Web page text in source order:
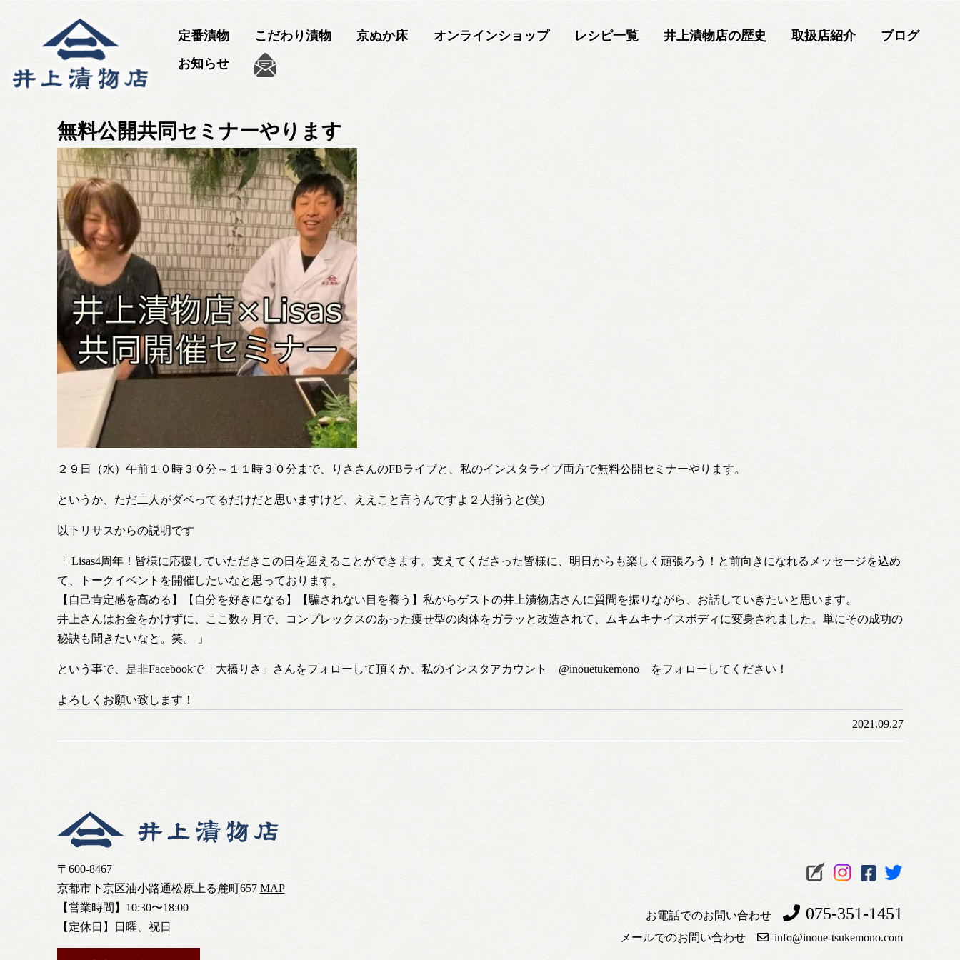
定番漬物 こだわり漬物 京ぬか床 オンラインショップ レシピ一覧 井上漬物店の歴史 取扱店紹介
ブログ
お知らせ
無料公開共同セミナーやります
２９日（水）午前１０時３０分～１１時３０分まで、りささんのFBライブと、私のインスタライブ両方で無料公開セミナーやります。
というか、ただ二人がダベってるだけだと思いますけど、ええこと言うんですよ２人揃うと(笑)
以下リサスからの説明です
「 Lisas4周年！皆様に応援していただきこの日を迎えることができます。支えてくださった皆様に、明日からも楽しく頑張ろう！と前向きになれるメッセージを込め
て、トークイベントを開催したいなと思っております。
【自己肯定感を高める】【自分を好きになる】【騙されない目を養う】私からゲストの井上漬物店さんに質問を振りながら、お話していきたいと思います。
井上さんはお金をかけずに、ここ数ヶ月で、コンプレックスのあった痩せ型の肉体をガラッと改造されて、ムキムキナイスボディに変身されました。単にその成功の
秘訣も聞きたいなと。笑。
」
という事で、是非Facebookで「大橋りさ」さんをフォローして頂くか、私のインスタアカウント @inouetukemono をフォローしてください！
よろしくお願い致します！
2021.09.27
〒600-8467
京都市下京区油小路通松原上る麓町657 MAP
【営業時間】10:30〜18:00
【定休日】日曜、祝日
お電話でのお問い合わせ 075-351-1451
メールでのお問い合わせ info@inoue-tsukemono.com